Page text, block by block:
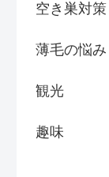
空き巣対策
薄毛の悩み
観光
趣味